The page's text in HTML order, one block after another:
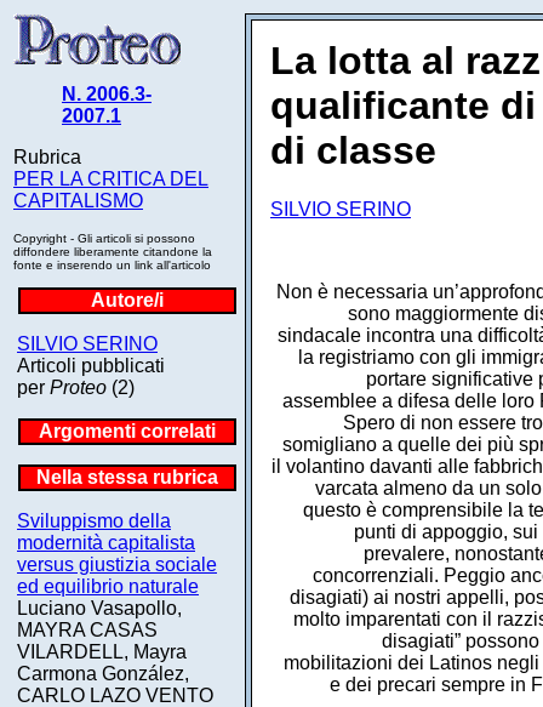
N. 2006.3-
2007.1
Rubrica
PER LA CRITICA DEL
CAPITALISMO
Copyright - Gli articoli si possono
diffondere liberamente citandone la
fonte e inserendo un link all'articolo
Autore/i
SILVIO SERINO
Articoli pubblicati
per Proteo (2)
Argomenti correlati
Nella stessa rubrica
Sviluppismo della
modernità capitalista
versus giustizia sociale
ed equilibrio naturale
Luciano Vasapollo,
MAYRA CASAS
VILARDELL, Mayra
Carmona González,
CARLO LAZO VENTO
La lotta al
qualificante
di classe
SILVIO SERINO
Non è necessaria
sono maggiormente
sindacale incontra una
la registriamo con gli
portare significative
assemblee a difesa delle loro
Spero di non essere
somigliano a quelle dei più
il volantino davanti alle
varcata almeno da un
questo è comprensibile la
punti di appoggio,
prevalere,
concorrenziali. Peggio
disagiati) ai nostri appelli,
molto imparentati con il
disagiati”
mobilitazioni dei Latinos
e dei precari sempre in